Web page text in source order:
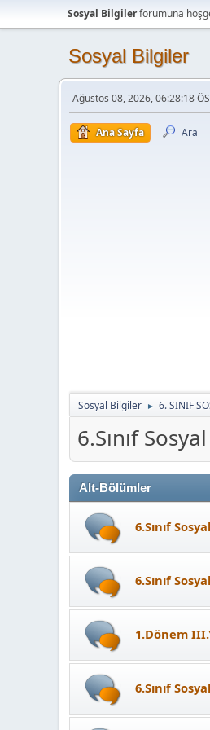
Sosyal Bilgilerforumuna
Sosyal Bilgiler
Ağustos 08, 2026, 06:28:18 ÖS
Ana Sayfa Ara
Sosyal Bilgiler ► 6. SINIF
6.Sınıf
Alt-Bölümler
6.Sınıf
6.Sınıf
1.Dönem
6.Sınıf